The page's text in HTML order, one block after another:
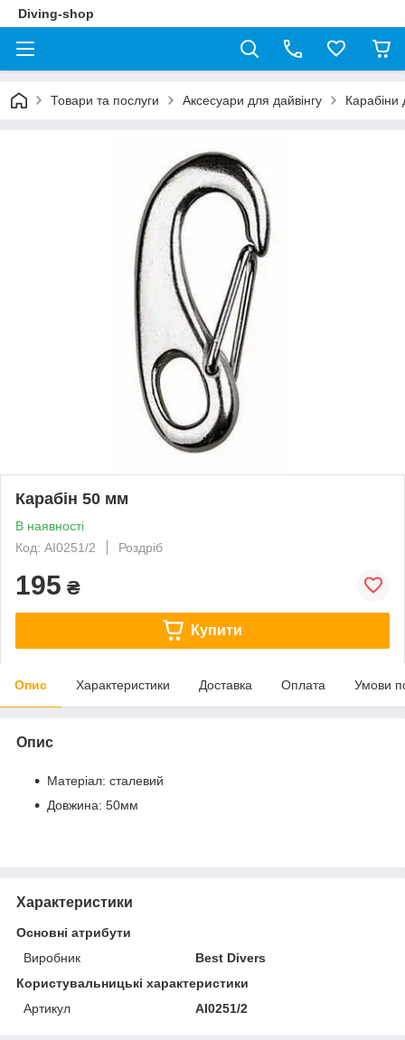
Diving-shop
Товари та послуги Аксесуари для дайвінгу Карабіни
Карабін 50 мм
В наявності
Код: AI0251/2
Роздріб
195 ₴
Купити
Опис Характеристики Доставка Оплата Умови
Опис
Матеріал: сталевий
Довжина: 50мм
Характеристики
Основні атрибути
Виробник
Best Divers
Користувальницькі характеристики
Артикул
AI0251/2